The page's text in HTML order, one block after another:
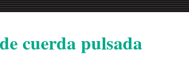
cuerda pulsada